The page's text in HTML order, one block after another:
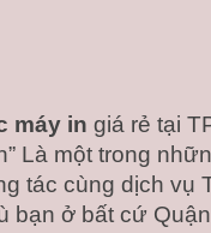
máy in giá rẻ tại
Là một trong
tác cùng dịch vụ
ở bất cứ